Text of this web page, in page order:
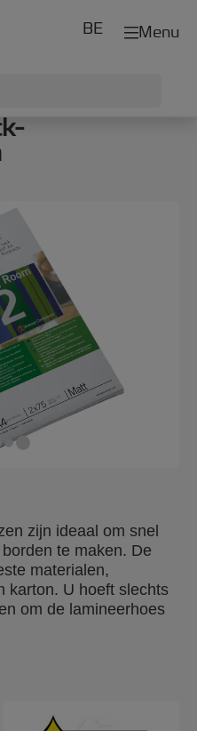
Menu
BE
zijn ideaal om snel
te maken. De
materialen,
karton. U hoeft slechts
om de lamineerhoes
te plakken. 2 x 75